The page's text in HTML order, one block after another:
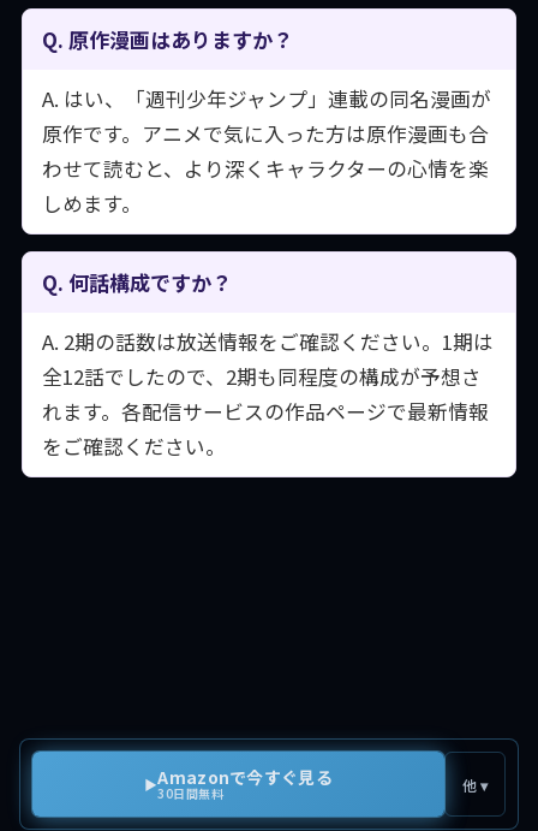
Q. 原作漫画はありますか？
A. はい、「週刊少年ジャンプ」連載の同名漫画が
原作です。アニメで気に入った方は原作漫画も合
わせて読むと、より深くキャラクターの心情を楽
しめます。
Q. 何話構成ですか？
A. 2期の話数は放送情報をご確認ください。1期は
全12話でしたので、2期も同程度の構成が予想さ
れます。各配信サービスの作品ページで最新情報
をご確認ください。
▶Amazonで今すぐ見る
30日間無料 他 ▾